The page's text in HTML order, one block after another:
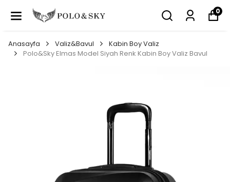
0
Anasayfa Valiz&Bavul
Kabin Boy Valiz
Polo&Sky Elmas Model Siyah Renk Kabin Boy Valiz Bavul